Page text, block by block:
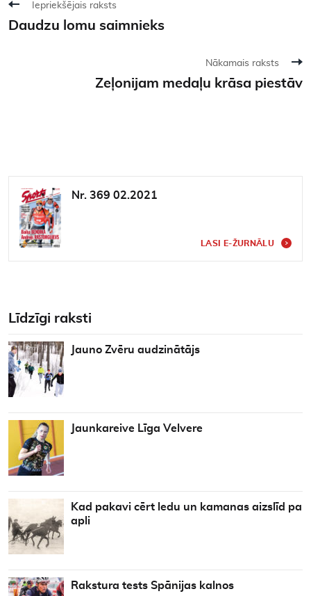
Iepriekšējais raksts
Daudzu lomu saimnieks
Nākamais raksts
Zeļonijam medaļu krāsa piestāv
Nr. 369 02.2021
LASI E-ŽURNĀLU
Līdzīgi raksti
Jauno Zvēru audzinātājs
Jaunkareive Līga Velvere
Kad pakavi cērt ledu un kamanas aizslīd pa
apli
Rakstura tests Spānijas kalnos